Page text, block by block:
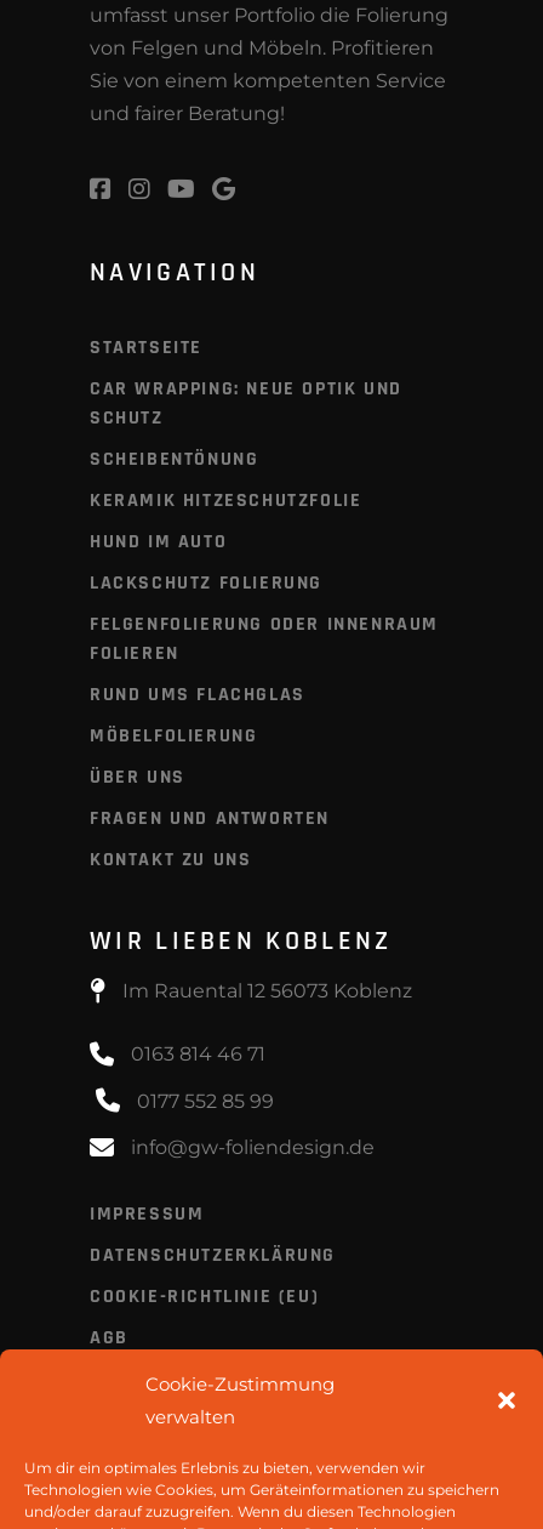
Cookie-Zustimmung
verwalten
Um dir ein optimales Erlebnis zu bieten, verwenden wir
Technologien wie Cookies, um Geräteinformationen zu speichern
und/oder darauf zuzugreifen. Wenn du diesen Technologien
umfasst unser Portfolio die Folierung
von Felgen und Möbeln. Profitieren
Sie von einem kompetenten Service
und fairer Beratung!
NAVIGATION
STARTSEITE
CAR WRAPPING: NEUE OPTIK UND
SCHUTZ
SCHEIBENTÖNUNG
KERAMIK HITZESCHUTZFOLIE
HUND IM AUTO
LACKSCHUTZ FOLIERUNG
FELGENFOLIERUNG ODER INNENRAUM
FOLIEREN
RUND UMS FLACHGLAS
MÖBELFOLIERUNG
ÜBER UNS
FRAGEN UND ANTWORTEN
KONTAKT ZU UNS
WIR LIEBEN KOBLENZ
Im Rauental 12 56073 Koblenz
0163 814 46 71
0177 552 85 99
info@gw-foliendesign.de
IMPRESSUM
DATENSCHUTZERKLÄRUNG
COOKIE-RICHTLINIE (EU)
AGB
ÖFFNUNGSZEITEN
Mo - Do: 16:30 - 20:00 Uhr